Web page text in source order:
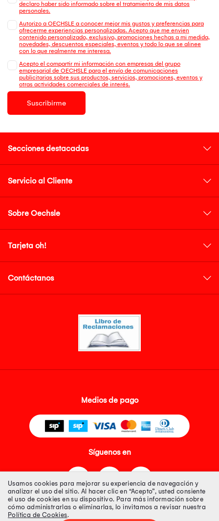
declaro haber sido informado sobre el tratamiento de mis datos
personales.
Autorizo a OECHSLE a conocer mejor mis gustos y preferencias para
ofrecerme experiencias personalizadas. Acepto que me envien
contenido personalizado, exclusivo, promociones hechas a mi medida,
novedades, descuentos especiales, eventos y todo lo que se alinee
con lo que realmente me interesa.
Acepto el compartir mi información con empresas del grupo
empresarial de OECHSLE para el envío de comunicaciones
publicitarias sobre sus productos, servicios, promociones, eventos y
otras actividades comerciales de interés.
Suscribirme
Secciones destacadas
Servicio al Cliente
Sobre Oechsle
Tarjeta oh!
Contáctanos
Medios de pago
Síguenos en
Tienda 100% Segura
Usamos cookies para mejorar su experiencia de navegación y
analizar el uso del sitio. Al hacer clic en “Acepto”, usted consiente
el uso de cookies en su dispositivo. Para más información sobre
cómo administrarlas o eliminarlas, lo invitamos a revisar nuestra
Política de Cookies.